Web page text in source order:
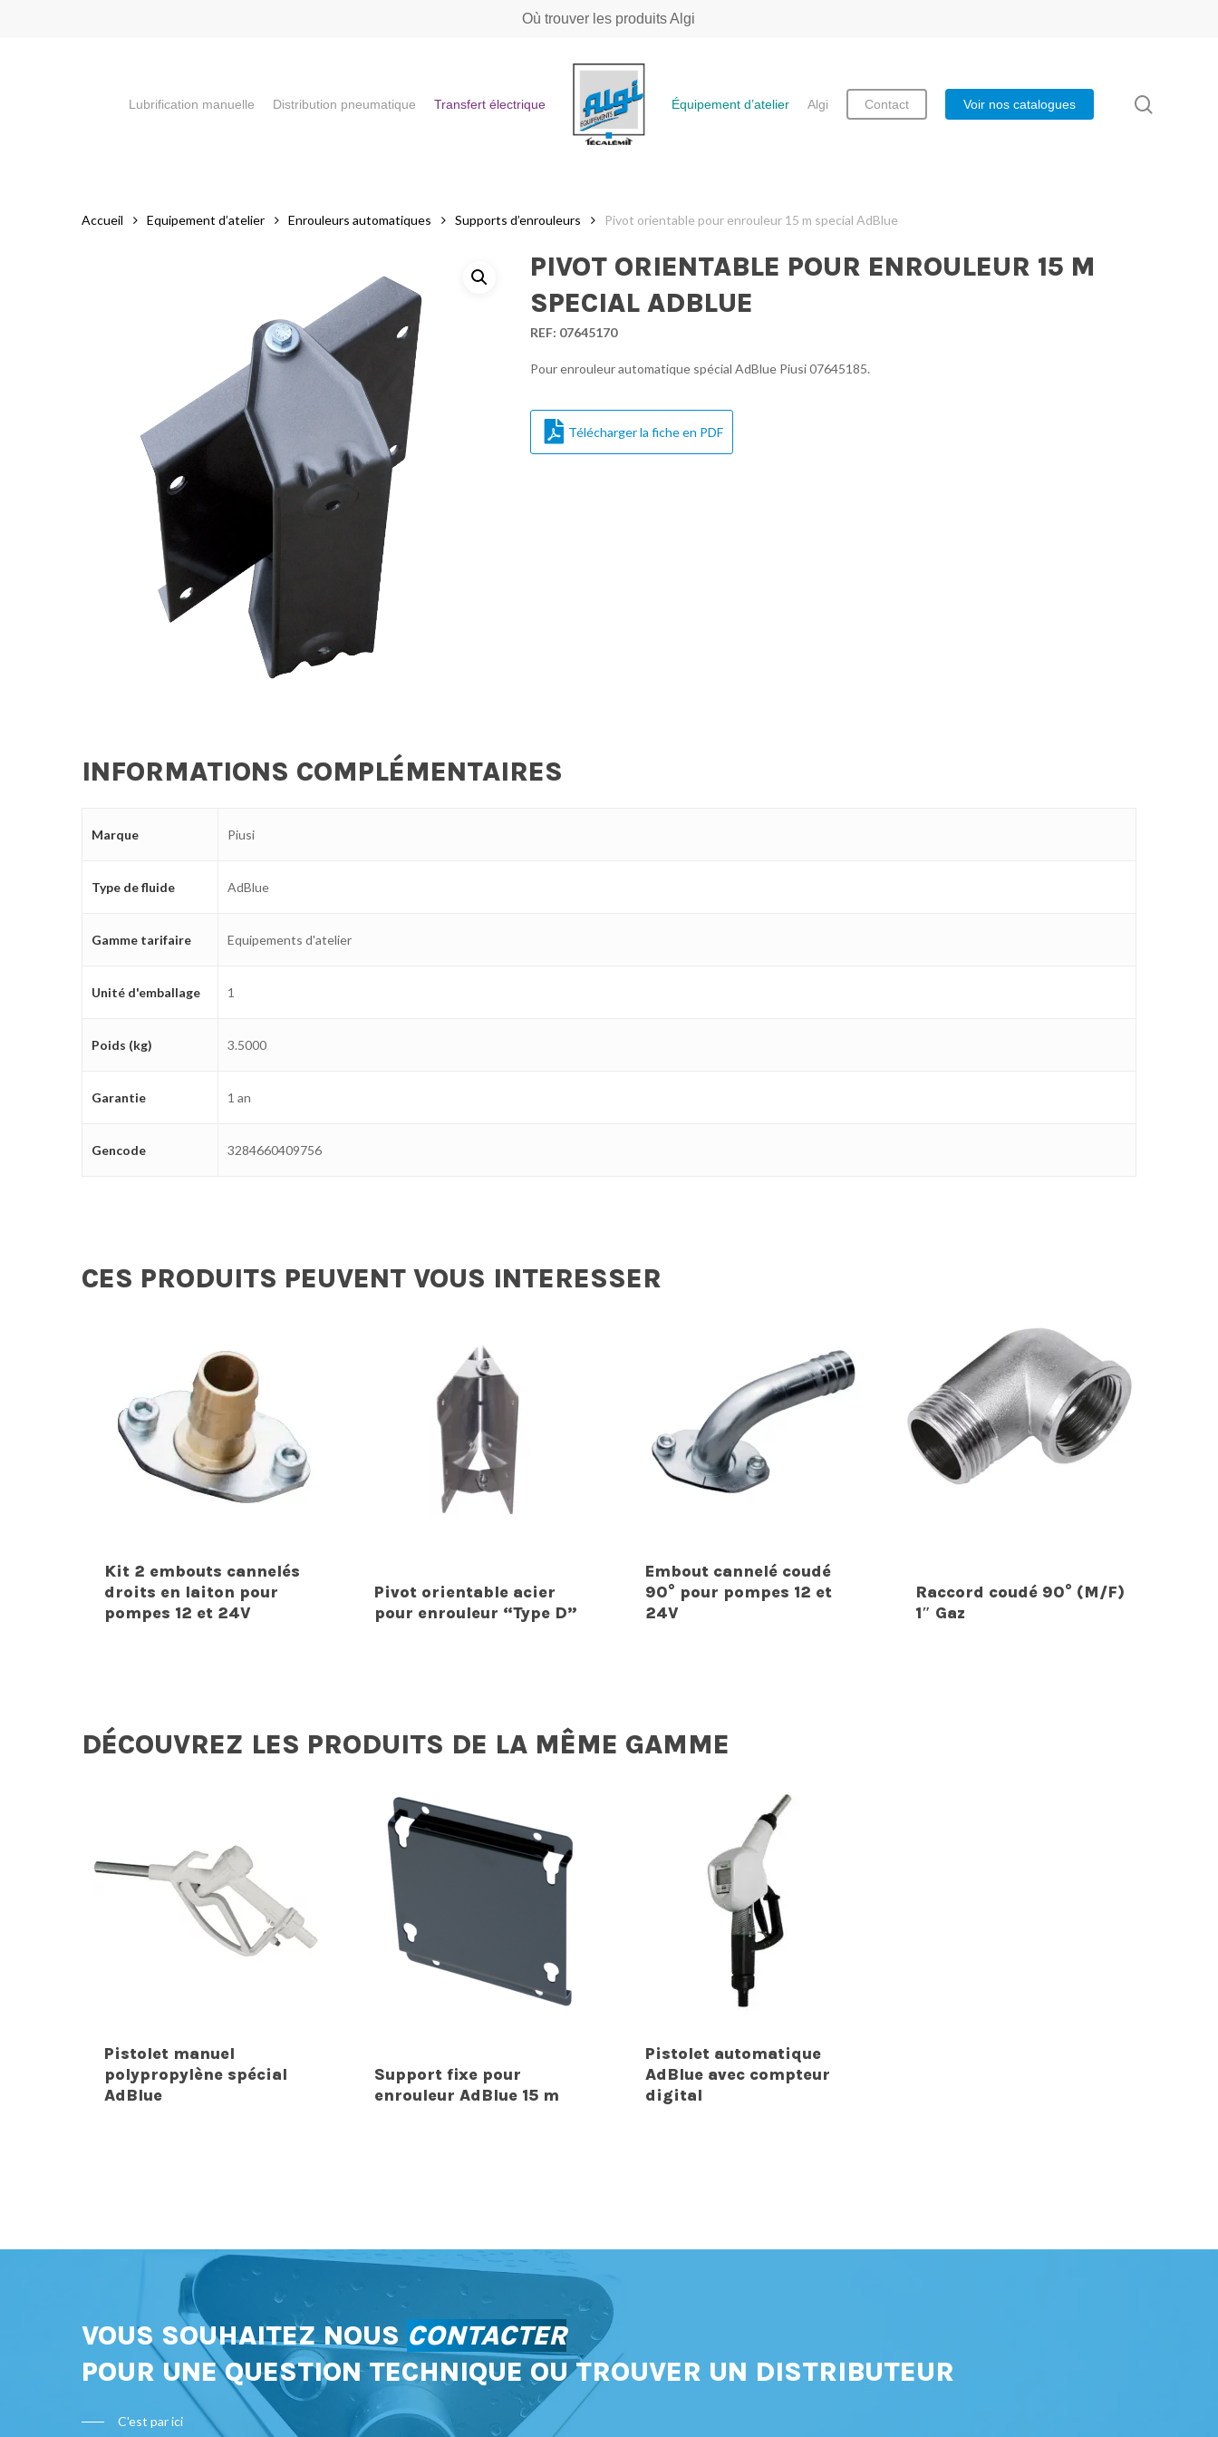
Où trouver les produits Algi
Lubrification manuelle Distribution pneumatique Transfert électrique Équipement d’atelier Algi Contact Voir nos catalogues
Accueil Equipement d’atelier Enrouleurs automatiques Supports d’enrouleurs Pivot orientable pour enrouleur 15 m special AdBlue
PIVOT ORIENTABLE POUR ENROULEUR 15 M
SPECIAL ADBLUE
REF: 07645170
Pour enrouleur automatique spécial AdBlue Piusi 07645185.
Télécharger la fiche en PDF
INFORMATIONS COMPLÉMENTAIRES
Marque Piusi
Type de fluide AdBlue
Gamme tarifaire Equipements d'atelier
Unité d'emballage 1
Poids (kg) 3.5000
Garantie 1 an
Gencode 3284660409756
CES PRODUITS PEUVENT VOUS INTERESSER
Kit 2 embouts cannelés
droits en laiton pour
pompes 12 et 24V
Pivot orientable acier
pour enrouleur “Type D”
Embout cannelé coudé
90° pour pompes 12 et
24V
Raccord coudé 90° (M/F)
1″ Gaz
DÉCOUVREZ LES PRODUITS DE LA MÊME GAMME
Pistolet manuel
polypropylène spécial
AdBlue
Support fixe pour
enrouleur AdBlue 15 m
Pistolet automatique
AdBlue avec compteur
digital
VOUS SOUHAITEZ NOUS CONTACTER
POUR UNE QUESTION TECHNIQUE OU TROUVER UN DISTRIBUTEUR
C'est par ici